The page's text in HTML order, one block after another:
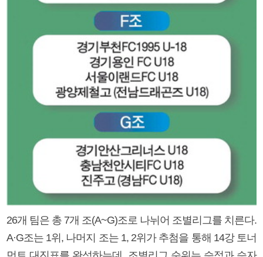
26개 팀은 총 7개 조(A~G)조로 나뉘어 조별리그를 치른다.
A·G조는 1위, 나머지 조는 1, 2위가 추첨을 통해 14강 토너